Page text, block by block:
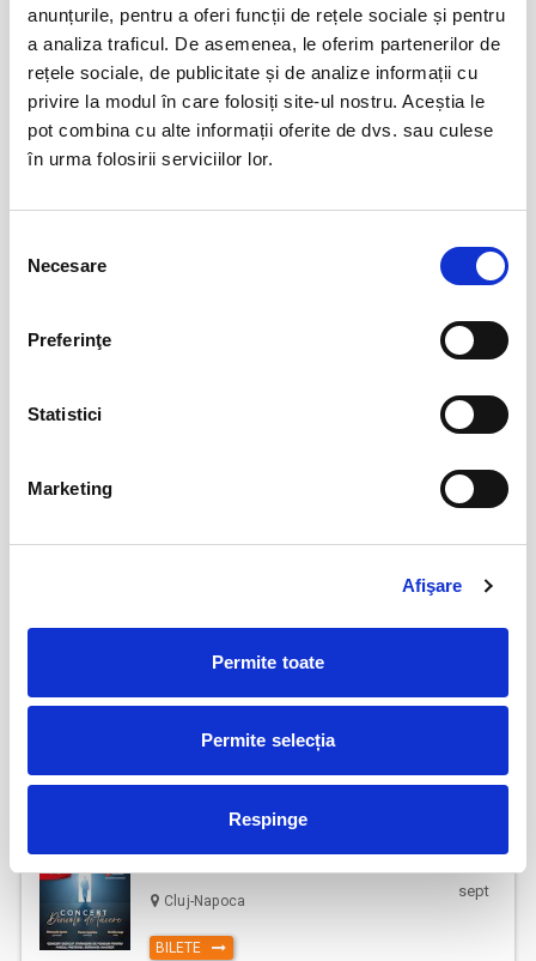
anunțurile, pentru a oferi funcții de rețele sociale și pentru
a analiza traficul. De asemenea, le oferim partenerilor de
rețele sociale, de publicitate și de analize informații cu
privire la modul în care folosiți site-ul nostru. Aceștia le
pot combina cu alte informații oferite de dvs. sau culese
în urma folosirii serviciilor lor.
consimțământului
Necesare
Preferinţe
Statistici
Marketing
Afişare
Permite toate
Permite selecția
Respinge
Copiii au idei trăsnite
Bucuresti
BILETE
08
aug
PENTRU PIAN II
aug
23
Deschiderea Stagiunii - Filarmonica Pitesti
Pitesti
BILETE
17
Cluj-Napoca
BILETE
19
sept